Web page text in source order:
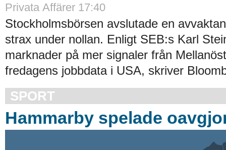
Privata Affärer 17:40
Stockholmsbörsen avslutade en
strax under nollan. Enligt SEB:s Karl
marknader på mer signaler från
fredagens jobbdata i USA, skriver
SPORT
Hammarby spelade